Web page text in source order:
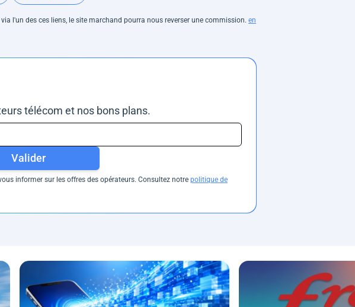
l'un des ces liens, le site marchand pourra nous reverser une commission. en
télécom et nos bons plans.
Valider
informer sur les offres des opérateurs. Consultez notre politique de